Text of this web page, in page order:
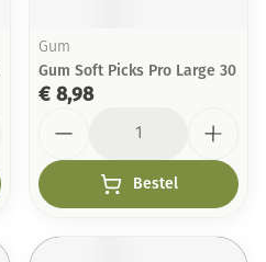
Gum
Gum Soft Picks Pro Large 30
€ 8,98
Bestel